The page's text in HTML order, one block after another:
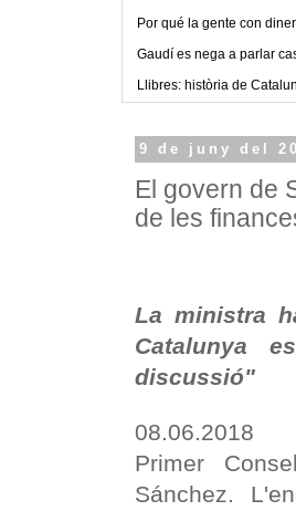
Por qué la gente con
Gaudí es nega a parlar
Llibres: història de
9 de juny del
El govern de
de les
La ministra
Catalunya
discussió"
08.06.2018
Primer
Sánchez.